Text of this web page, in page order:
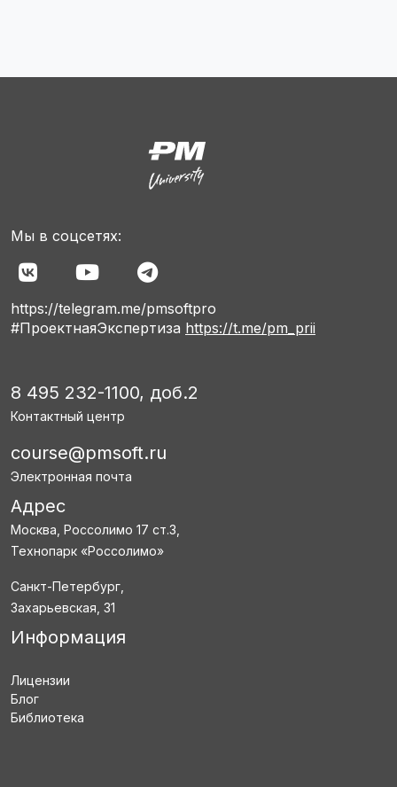
Мы в соцсетях:
https://telegram.me/pmsoftpro
#ПроектнаяЭкспертиза https://t.me/pm_prii
8 495 232-1100, доб.2
Контактный центр
course@pmsoft.ru
Электронная почта
Адрес
Москва, Россолимо 17 ст.3,
Технопарк «Россолимо»
Санкт-Петербург,
Захарьевская, 31
Информация
Лицензии
Блог
Библиотека